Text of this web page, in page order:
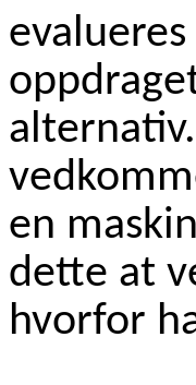
en
dette at
hvorfor